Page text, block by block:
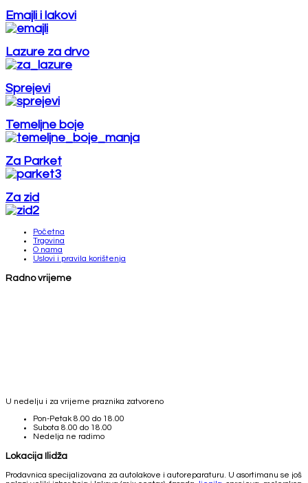
Emajli i lakovi
Lazure za drvo
Sprejevi
Temeljne boje
Za Parket
Za zid
Početna
Trgovina
O nama
Uslovi i pravila korištenja
Radno vrijeme
U nedelju i za vrijeme praznika zatvoreno
Pon-Petak 8.00 do 18.00
Subota 8.00 do 18.00
Nedelja ne radimo
Lokacija Ilidža
Prodavnica specijalizovana za autolakove i autoreparaturu. U asortimanu se još